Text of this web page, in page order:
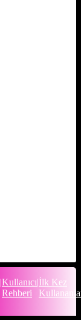
|Kullanıcı
Rehberi
|İlk Kez